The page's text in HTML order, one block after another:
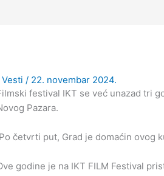
Vesti / 22. novembar 2024.
festival IKT se već unazad tri
Pazara.
Po četvrti put, Grad je domaćin ovog
godine je na IKT FILM Festival